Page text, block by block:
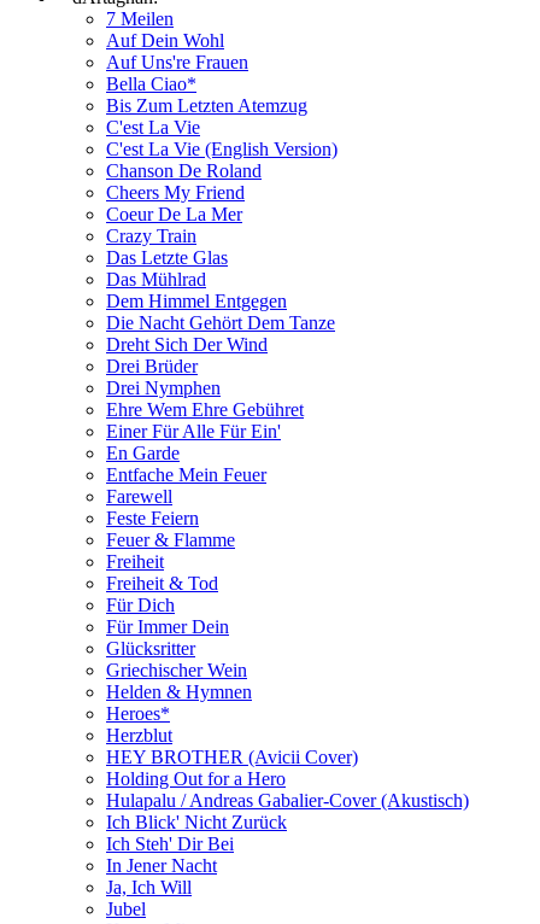
7 Meilen
Auf Dein Wohl
Auf Uns're Frauen
Bella Ciao*
Bis Zum Letzten Atemzug
C'est La Vie
C'est La Vie (English Version)
Chanson De Roland
Cheers My Friend
Coeur De La Mer
Crazy Train
Das Letzte Glas
Das Mühlrad
Dem Himmel Entgegen
Die Nacht Gehört Dem Tanze
Dreht Sich Der Wind
Drei Brüder
Drei Nymphen
Ehre Wem Ehre Gebühret
Einer Für Alle Für Ein'
En Garde
Entfache Mein Feuer
Farewell
Feste Feiern
Feuer & Flamme
Freiheit
Freiheit & Tod
Für Dich
Für Immer Dein
Glücksritter
Griechischer Wein
Helden & Hymnen
Heroes*
Herzblut
HEY BROTHER (Avicii Cover)
Holding Out for a Hero
Hulapalu / Andreas Gabalier-Cover (Akustisch)
Ich Blick' Nicht Zurück
Ich Steh' Dir Bei
In Jener Nacht
Ja, Ich Will
Jubel